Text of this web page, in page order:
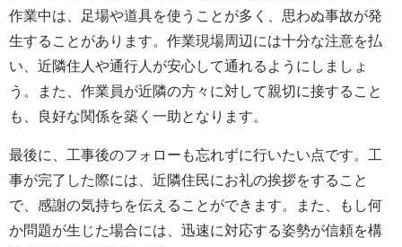
作業中は、足場や道具を使うことが多く、思わぬ事故が発
生することがあります。作業現場周辺には十分な注意を払
い、近隣住人や通行人が安心して通れるようにしましょ
う。また、作業員が近隣の方々に対して親切に接すること
も、良好な関係を築く一助となります。
最後に、工事後のフォローも忘れずに行いたい点です。工
事が完了した際には、近隣住民にお礼の挨拶をすること
で、感謝の気持ちを伝えることができます。また、もし何
か問題が生じた場合には、迅速に対応する姿勢が信頼を構